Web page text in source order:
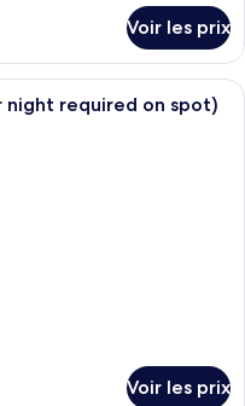
Voir les prix
piscine intérieure dotée d’une
night required on spot)
Voir les prix